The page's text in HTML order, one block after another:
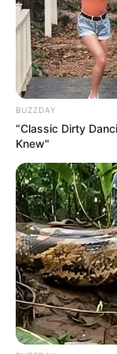
TEMAS
GUAJIRA
ACTIVAR
TEMAS
BUZZDAY
“Classic Dirty
Knew"